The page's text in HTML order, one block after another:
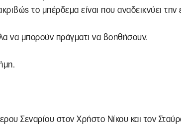
το μπέρδεμα είναι που αναδεικνύει την
να μπορούν πράγματι να βοηθήσουν.
Σεναρίου στον Χρήστο Νίκου και τον